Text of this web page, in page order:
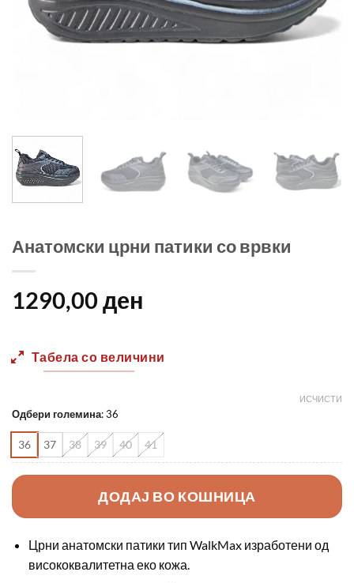
Анатомски црни патики со врвки
1290,00 ден
Табела со величини
Одбери големина:36
36 37 38 39 40 41
ИСЧИСТИ
ДОДАЈ ВО КОШНИЦА
Црни анатомски патики тип WalkMax изработени од
висококвалитетна еко кожа.